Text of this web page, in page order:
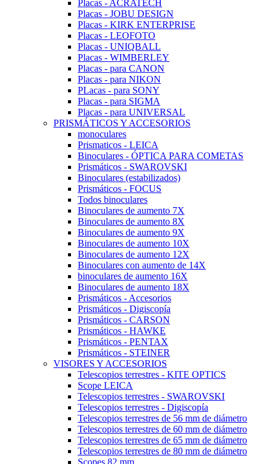
Placas - ACRATECH
Placas - JOBU DESIGN
Placas - KIRK ENTERPRISE
Placas - LEOFOTO
Placas - UNIQBALL
Placas - WIMBERLEY
Placas - para CANON
Placas - para NIKON
PLacas - para SONY
Placas - para SIGMA
Placas - para UNIVERSAL
PRISMÁTICOS Y ACCESORIOS
monoculares
Prismaticos - LEICA
Binoculares - ÓPTICA PARA COMETAS
Prismáticos - SWAROVSKI
Binoculares (estabilizados)
Prismáticos - FOCUS
Todos binoculares
Binoculares de aumento 7X
Binoculares de aumento 8X
Binoculares de aumento 9X
Binoculares de aumento 10X
Binoculares de aumento 12X
Binoculares con aumento de 14X
binoculares de aumento 16X
Binoculares de aumento 18X
Prismáticos - Accesorios
Prismáticos - Digiscopía
Prismáticos - CARSON
Prismáticos - HAWKE
Prismáticos - PENTAX
Prismáticos - STEINER
VISORES Y ACCESORIOS
Telescopios terrestres - KITE OPTICS
Scope LEICA
Telescopios terrestres - SWAROVSKI
Telescopios terrestres - Digiscopía
Telescopios terrestres de 56 mm de diámetro
Telescopios terrestres de 60 mm de diámetro
Telescopios terrestres de 65 mm de diámetro
Telescopios terrestres de 80 mm de diámetro
Scopes 82 mm